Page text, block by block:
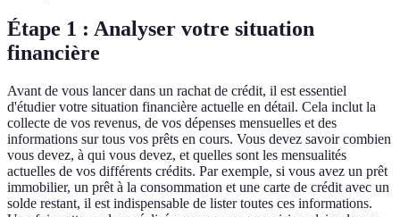
Étape 1 : Analyser votre situation
financière
Avant de vous lancer dans un rachat de crédit, il est essentiel
d'étudier votre situation financière actuelle en détail. Cela inclut la
collecte de vos revenus, de vos dépenses mensuelles et des
informations sur tous vos prêts en cours. Vous devez savoir combien
vous devez, à qui vous devez, et quelles sont les mensualités
actuelles de vos différents crédits. Par exemple, si vous avez un prêt
immobilier, un prêt à la consommation et une carte de crédit avec un
solde restant, il est indispensable de lister toutes ces informations.